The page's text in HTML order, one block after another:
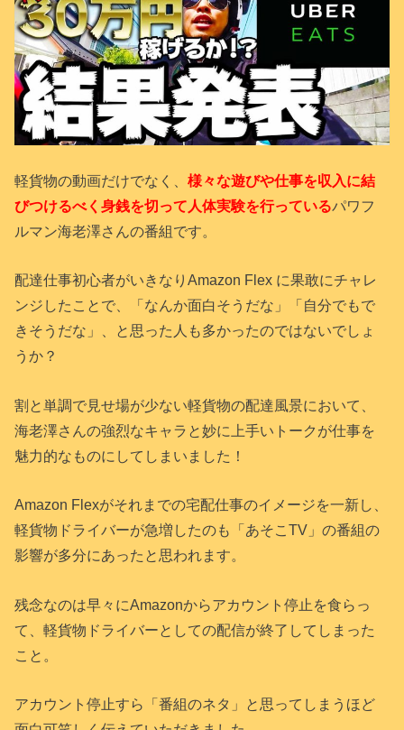
軽貨物の動画だけでなく、様々な遊びや仕事を収入に結
びつけるべく身銭を切って人体実験を行っているパワフ
ルマン海老澤さんの番組です。
配達仕事初心者がいきなりAmazon Flex に果敢にチャレ
ンジしたことで、「なんか面白そうだな」「自分でもで
きそうだな」、と思った人も多かったのではないでしょ
うか？
割と単調で見せ場が少ない軽貨物の配達風景において、
海老澤さんの強烈なキャラと妙に上手いトークが仕事を
魅力的なものにしてしまいました！
Amazon Flexがそれまでの宅配仕事のイメージを一新し、
軽貨物ドライバーが急増したのも「あそこTV」の番組の
影響が多分にあったと思われます。
残念なのは早々にAmazonからアカウント停止を食らっ
て、軽貨物ドライバーとしての配信が終了してしまった
こと。
アカウント停止すら「番組のネタ」と思ってしまうほど